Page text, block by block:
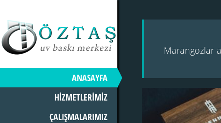
ANASAYFA
HİZMETLERİMİZ
ÇALIŞMALARIMIZ
Marangozlar